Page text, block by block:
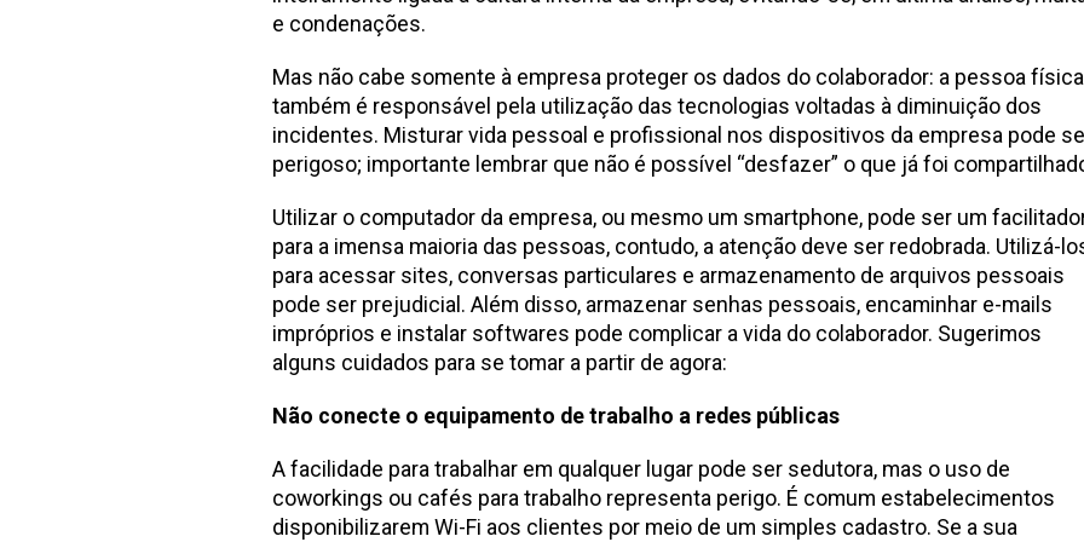
e condenações.
Mas não cabe somente à empresa proteger os dados do colaborador: a pessoa física
também é responsável pela utilização das tecnologias voltadas à diminuição dos
incidentes. Misturar vida pessoal e profissional nos dispositivos da empresa pode
perigoso; importante lembrar que não é possível “desfazer” o que já foi
Utilizar o computador da empresa, ou mesmo um smartphone, pode ser um
para a imensa maioria das pessoas, contudo, a atenção deve ser redobrada. Utilizá-
para acessar sites, conversas particulares e armazenamento de arquivos pessoais
pode ser prejudicial. Além disso, armazenar senhas pessoais, encaminhar e-mails
impróprios e instalar softwares pode complicar a vida do colaborador. Sugerimos
alguns cuidados para se tomar a partir de agora:
Não conecte o equipamento de trabalho a redes públicas
A facilidade para trabalhar em qualquer lugar pode ser sedutora, mas o uso de
coworkings ou cafés para trabalho representa perigo. É comum estabelecimentos
disponibilizarem Wi-Fi aos clientes por meio de um simples cadastro. Se a sua